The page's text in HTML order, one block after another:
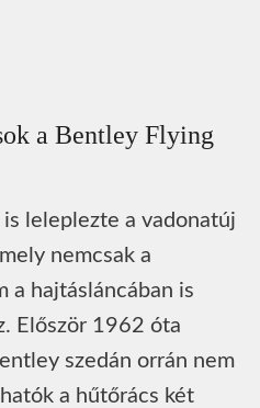
a Bentley Flying
leleplezte a vadonatúj
nemcsak a
a hajtásláncában is
Először 1962 óta
szedán orrán nem
a hűtőrács két